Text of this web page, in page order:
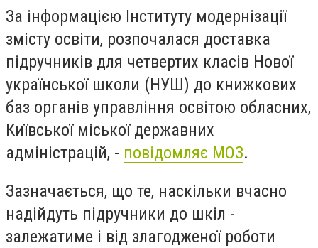
За інформацією Інституту модернізації
змісту освіти, розпочалася доставка
підручників для четвертих класів Нової
української школи (НУШ) до книжкових
баз органів управління освітою обласних,
Київської міської державних
адміністрацій, - повідомляє МОЗ.
Зазначається, що те, наскільки вчасно
надійдуть підручники до шкіл -
залежатиме і від злагодженої роботи